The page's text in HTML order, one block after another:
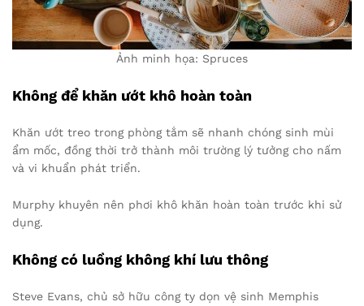
Ảnh minh họa: Spruces
Không để khăn ướt khô hoàn toàn
Khăn ướt treo trong phòng tắm sẽ nhanh chóng sinh mùi
ẩm mốc, đồng thời trở thành môi trường lý tưởng cho nấm
và vi khuẩn phát triển.
Murphy khuyên nên phơi khô khăn hoàn toàn trước khi sử
dụng.
Không có luồng không khí lưu thông
Steve Evans, chủ sở hữu công ty dọn vệ sinh Memphis